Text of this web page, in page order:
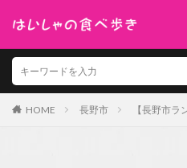
HOME 長野市 【長野市